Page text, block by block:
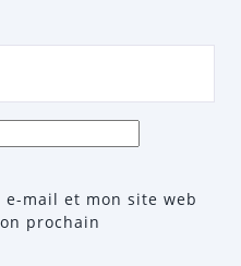
mail et mon site web
prochain